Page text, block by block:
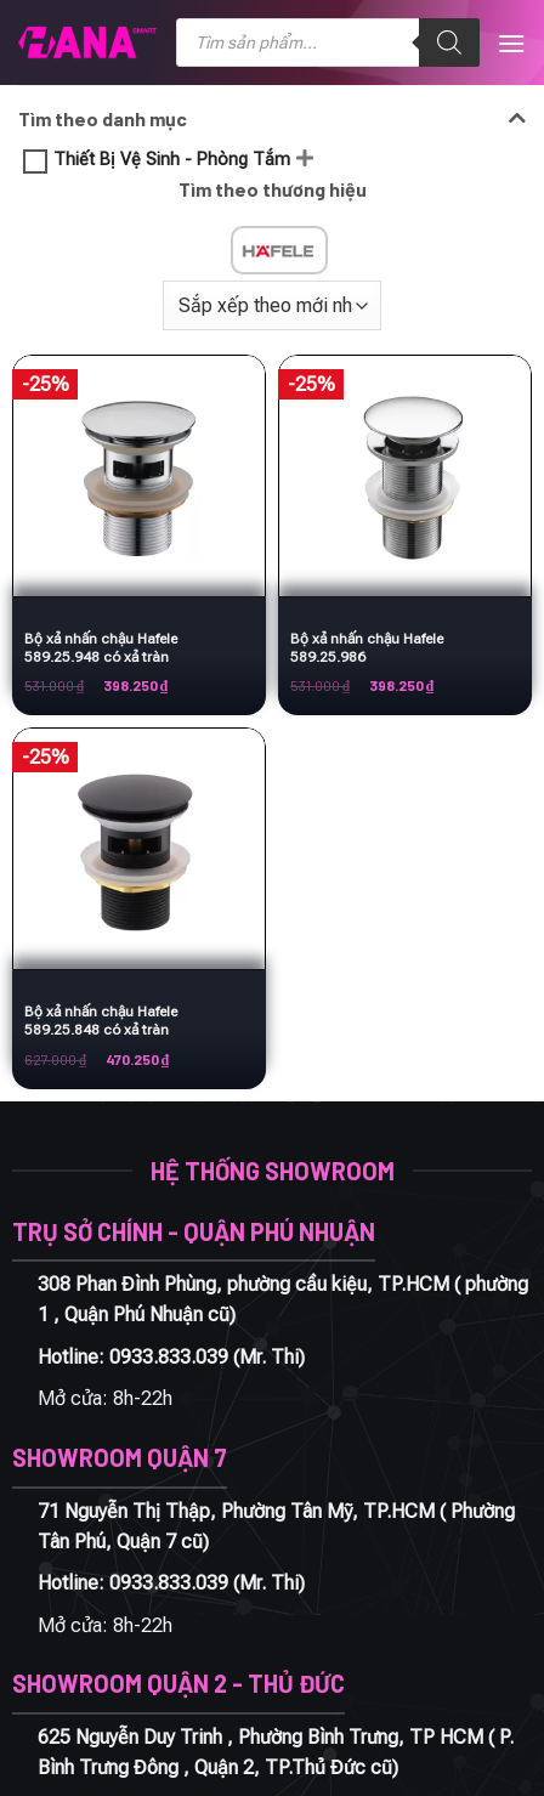
đến
Tìm
kiếm
phẩm
Tìm theo danh mục
Thiết Bị Vệ Sinh - Phòng Tắm
Tìm theo thương hiệu
-25%
Bộ xả nhấn chậu Hafele
589.25.948 có xả tràn
531.000₫
Giá
là:
531.000 ₫.
398.250₫Giá
hiện
tại
là:
-25%
Bộ xả nhấn chậu Hafele
589.25.986
531.000₫
Giá
là:
398.250₫Giá
hiện
tại
-25%
Bộ xả nhấn chậu Hafele
589.25.848 có xả tràn
627.000₫
Giá
là:
627.000 ₫.
470.250₫Giá
hiện
tại
là:
HỆ THỐNG SHOWROOM
TRỤ SỞ CHÍNH - QUẬN PHÚ NHUẬN
308 Phan Đình Phùng, phường cầu kiệu, TP.HCM ( phường
1 , Quận Phú Nhuận cũ)
Hotline: 0933.833.039(Mr. Thi)
Mở cửa: 8h-22h
SHOWROOM QUẬN 7
71 Nguyễn Thị Thập, Phường Tân Mỹ, TP.HCM ( Phường
Tân Phú, Quận 7 cũ)
Hotline: 0933.833.039(Mr. Thi)
Mở cửa: 8h-22h
SHOWROOM QUẬN 2 - THỦ ĐỨC
625 Nguyễn Duy Trinh , Phường Bình Trưng, TP HCM ( P.
Bình Trưng Đông , Quận 2, TP.Thủ Đức cũ)